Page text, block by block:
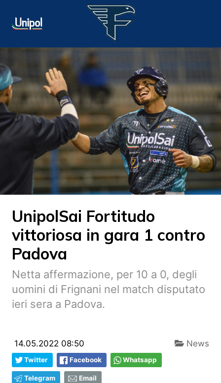
UnipolSai Fortitudo
vittoriosa in gara 1 contro
Padova
Netta affermazione, per 10 a 0, degli
uomini di Frignani nel match disputato
ieri sera a Padova.
14.05.2022 08:50 News
Twitter Facebook Whatsapp
Telegram Email